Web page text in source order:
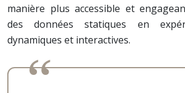
manière plus accessible et
des données statiques en
dynamiques et interactives.